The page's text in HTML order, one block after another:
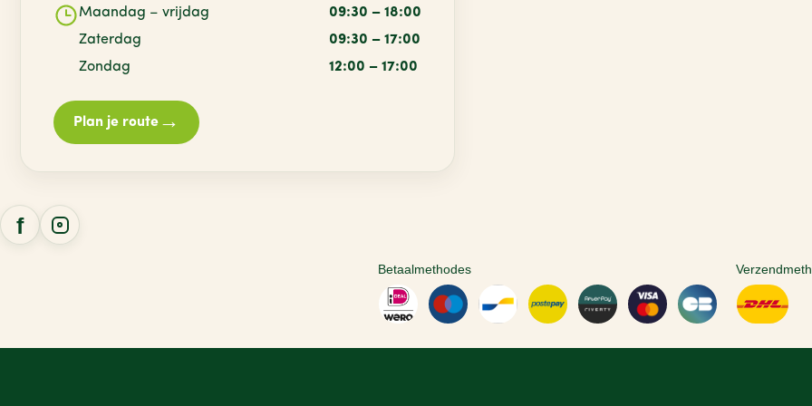
Maandag – vrijdag
09:30 – 18:00
Zaterdag
09:30 – 17:00
Zondag
12:00 – 17:00
Plan je route →
Betaalmethodes